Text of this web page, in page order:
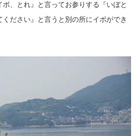
、とれ』と言ってお参りする『いぼと
ください』と言うと別の所にイボができ